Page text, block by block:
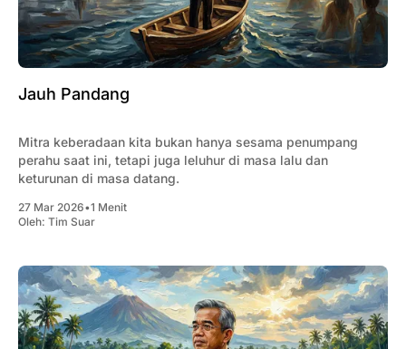
Jauh Pandang
Mitra keberadaan kita bukan hanya sesama penumpang
perahu saat ini, tetapi juga leluhur di masa lalu dan
keturunan di masa datang.
27 Mar 2026•1 Menit
Oleh: Tim Suar